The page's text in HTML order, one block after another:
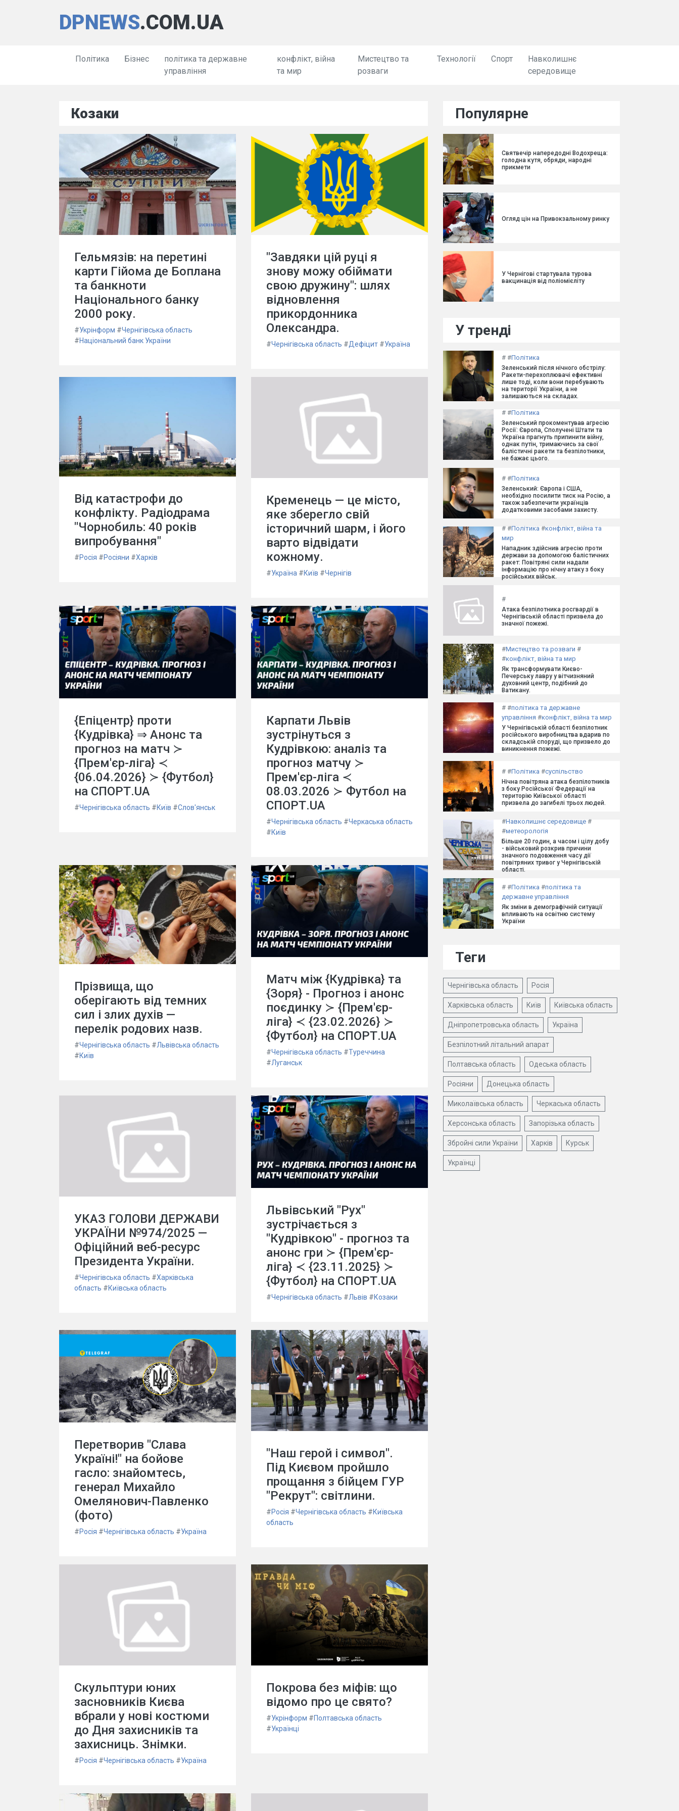
DPNEWS.COM.UA
Політика Бізнес
політика та державне
управління
конфлікт, війна
та мир
Мистецтво та
розваги
Технології Спорт
Навколишнє
середовище
Козаки
Гельмязів: на перетині
карти Гійома де Боплана
та банкноти
Національного банку
2000 року.
#Укрінформ #Чернігівська область
#Національний банк України
"Завдяки цій руці я
знову можу обіймати
свою дружину": шлях
відновлення
прикордонника
Олександра.
#Чернігівська область #Дефіцит #Україна
Від катастрофи до
конфлікту. Радіодрама
"Чорнобиль: 40 років
випробування"
#Росія #Росіяни #Харків
Кременець — це місто,
яке зберегло свій
історичний шарм, і його
варто відвідати
кожному.
#Україна #Київ #Чернігів
{Епіцентр} проти
{Кудрівка} ⇒ Анонс та
прогноз на матч ≻
{Прем'єр-ліга} ≺
{06.04.2026} ≻ {Футбол}
на СПОРТ.UA
#Чернігівська область #Київ #Слов'янськ
Карпати Львів
зустрінуться з
Кудрівкою: аналіз та
прогноз матчу ≻
Прем'єр-ліга ≺
08.03.2026 ≻ Футбол на
СПОРТ.UA
#Чернігівська область #Черкаська область
#Київ
Прізвища, що
оберігають від темних
сил і злих духів —
перелік родових назв.
#Чернігівська область #Львівська область
#Київ
Матч між {Кудрівка} та
{Зоря} - Прогноз і анонс
поєдинку ≻ {Прем'єр-
ліга} ≺ {23.02.2026} ≻
{Футбол} на СПОРТ.UA
#Чернігівська область #Туреччина
#Луганськ
УКАЗ ГОЛОВИ ДЕРЖАВИ
УКРАЇНИ №974/2025 —
Офіційний веб-ресурс
Президента України.
#Чернігівська область #Харківська
область #Київська область
Львівський "Рух"
зустрічається з
"Кудрівкою" - прогноз та
анонс гри ≻ {Прем'єр-
ліга} ≺ {23.11.2025} ≻
{Футбол} на СПОРТ.UA
#Чернігівська область #Львів #Козаки
Перетворив "Слава
Україні!" на бойове
гасло: знайомтесь,
генерал Михайло
Омелянович-Павленко
(фото)
#Росія #Чернігівська область #Україна
"Наш герой і символ".
Під Києвом пройшло
прощання з бійцем ГУР
"Рекрут": світлини.
#Росія #Чернігівська область #Київська
область
Скульптури юних
засновників Києва
вбрали у нові костюми
до Дня захисників та
захисниць. Знімки.
#Росія #Чернігівська область #Україна
Покрова без міфів: що
відомо про це свято?
#Укрінформ #Полтавська область
#Українці
Популярне
Святвечір напередодні Водохреща:
голодна кутя, обряди, народні
прикмети
Огляд цін на Привокзальному ринку
У Чернігові стартувала турова
вакцинація від поліомієліту
У тренді
# #Політика
Зеленський після нічного обстрілу:
Ракети-перехоплювачі ефективні
лише тоді, коли вони перебувають
на території України, а не
залишаються на складах.
# #Політика
Зеленський прокоментував агресію
Росії: Європа, Сполучені Штати та
Україна прагнуть припинити війну,
однак путін, тримаючись за свої
балістичні ракети та безпілотники,
не бажає цього.
# #Політика
Зеленський: Європа і США,
необхідно посилити тиск на Росію, а
також забезпечити українців
додатковими засобами захисту.
# #Політика #конфлікт, війна та
мир
Нападник здійснив агресію проти
держави за допомогою балістичних
ракет: Повітряні сили надали
інформацію про нічну атаку з боку
російських військ.
#
Атака безпілотника росгвардії в
Чернігівській області призвела до
значної пожежі.
#Мистецтво та розваги #
#конфлікт, війна та мир
Як трансформувати Києво-
Печерську лавру у вітчизняний
духовний центр, подібний до
Ватикану.
# #політика та державне
управління #конфлікт, війна та мир
У Чернігівській області безпілотник
російського виробництва вдарив по
складській споруді, що призвело до
виникнення пожежі.
# #Політика #суспільство
Нічна повітряна атака безпілотників
з боку Російської Федерації на
територію Київської області
призвела до загибелі трьох людей.
#Навколишнє середовище #
#метеорологія
Більше 20 годин, а часом і цілу добу
- військовий розкрив причини
значного подовження часу дії
повітряних тривог у Чернігівській
області.
# #Політика #політика та
державне управління
Як зміни в демографічній ситуації
впливають на освітню систему
України
Теги
Чернігівська область Росія
Харківська область Київ Київська область
Дніпропетровська область Україна
Безпілотний літальний апарат
Полтавська область Одеська область
Росіяни Донецька область
Миколаївська область Черкаська область
Херсонська область Запорізька область
Збройні сили України Харків Курськ
Українці